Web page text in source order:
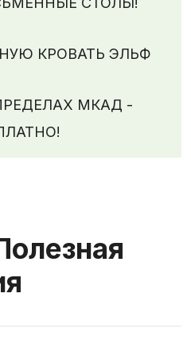
КРОВАТЬ ЭЛЬФ
МКАД -